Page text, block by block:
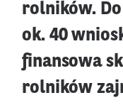
rolników.
ok. 40
finansowa
rolników